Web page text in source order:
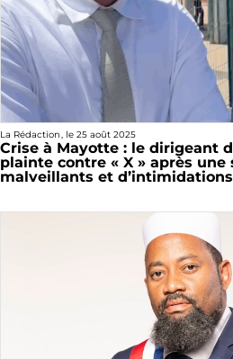
La Rédaction, le 25 août 2025
Crise à Mayotte : le dirigeant
plainte contre « X » après une
malveillants et d’intimidations